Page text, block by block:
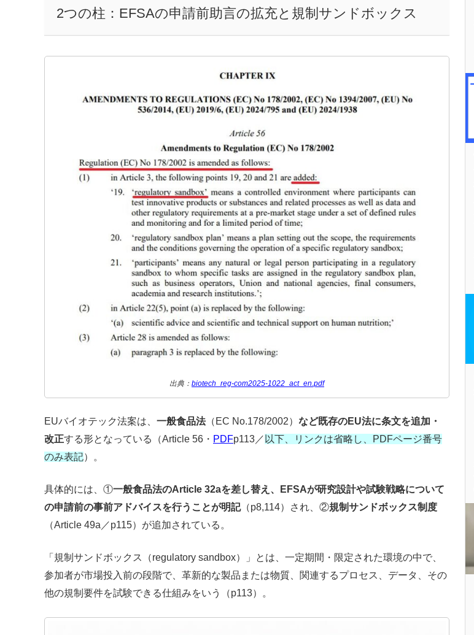
2つの柱：EFSAの申請前助言の拡充と規制サンドボックス
出典： biotech_reg-com2025-1022_act_en.pdf
EUバイオテック法案は、 一般食品法（EC No.178/2002） など既存のEU法に条文を追加・
改正する形となっている（Article 56・ PDFp113／ 以下、リンクは省略し、PDFページ番号
のみ表記）。
具体的には、①一般食品法のArticle 32aを差し替え、EFSAが研究設計や試験戦略について
の申請前の事前アドバイスを行うことが明記（p8,114）され、②規制サンドボックス制度
（Article 49a／p115）が追加されている。
「規制サンドボックス（regulatory sandbox）」とは、一定期間・限定された環境の中で、
参加者が市場投入前の段階で、革新的な製品または物質、関連するプロセス、データ、その
他の規制要件を試験できる仕組みをいう（p113）。